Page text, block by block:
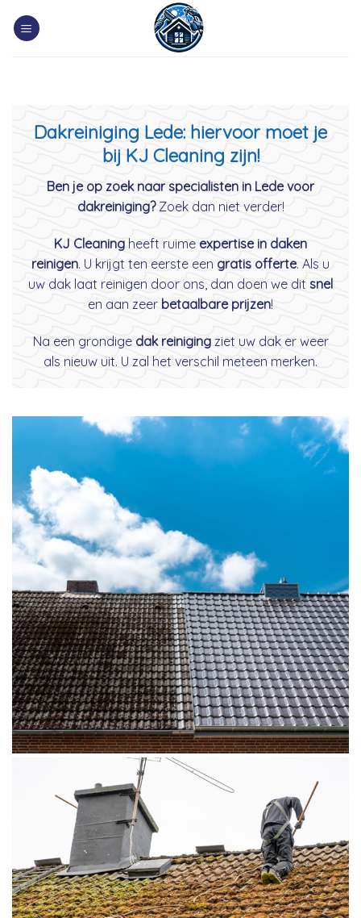
Dakreiniging Lede: hiervoor moet je
bij KJ Cleaning zijn!
Ben je op zoek naar specialisten in Lede voor
dakreiniging?Zoek dan niet verder!
KJ Cleaning heeft ruime expertise in daken
reinigen. U krijgt ten eerste een gratis offerte. Als u
uw dak laat reinigen door ons, dan doen we dit snel
en aan zeer betaalbare prijzen!
Na een grondige dak reinigingziet uw dak er weer
als nieuw uit. U zal het verschil meteen merken.